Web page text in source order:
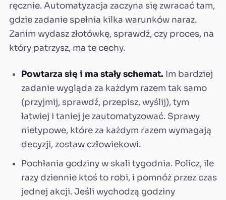
ręcznie. Automatyzacja zaczyna się zwracać tam,
gdzie zadanie spełnia kilka warunków naraz.
Zanim wydasz złotówkę, sprawdź, czy proces, na
który patrzysz, ma te cechy.
Powtarza się i ma stały schemat. Im bardziej
zadanie wygląda za każdym razem tak samo
(przyjmij, sprawdź, przepisz, wyślij), tym
łatwiej i taniej je zautomatyzować. Sprawy
nietypowe, które za każdym razem wymagają
decyzji, zostaw człowiekowi.
Pochłania godziny w skali tygodnia. Policz, ile
razy dziennie ktoś to robi, i pomnóż przez czas
jednej akcji. Jeśli wychodzą godziny